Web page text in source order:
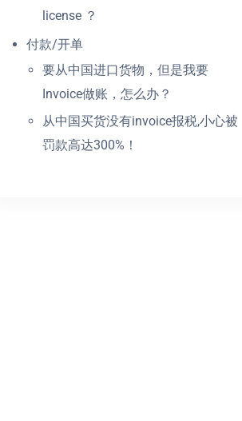
license ？
付款/开单
要从中国进口货物，但是我要
Invoice做账，怎么办？
从中国买货没有invoice报税,小心被
罚款高达300%！